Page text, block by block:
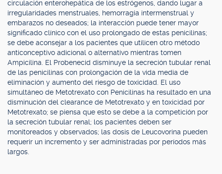
circulación enterohepática de los estrógenos, dando lugar a
irregularidades menstruales, hemorragia intermenstrual y
embarazos no deseados; la interacción puede tener mayor
significado clínico con el uso prolongado de estas penicilinas;
se debe aconsejar a los pacientes que utilicen otro método
anticonceptivo adicional o alternativo mientras tomen
Ampicilina. El Probenecid disminuye la secreción tubular renal
de las penicilinas con prolongación de la vida media de
eliminación y aumento del riesgo de toxicidad. El uso
simultáneo de Metotrexato con Penicilinas ha resultado en una
disminución del clearance de Metotrexato y en toxicidad por
Metotrexato; se piensa que esto se debe a la competición por
la secreción tubular renal; los pacientes deben ser
monitoreados y observados; las dosis de Leucovorina pueden
requerir un incremento y ser administradas por períodos más
largos.